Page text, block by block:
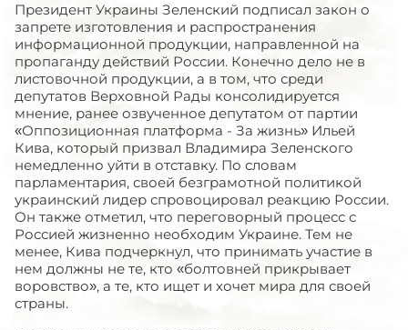
Президент Украины Зеленский подписал закон о
запрете изготовления и распространения
информационной продукции, направленной на
пропаганду действий России. Конечно дело не в
листовочной продукции, а в том, что среди
депутатов Верховной Рады консолидируется
мнение, ранее озвученное депутатом от партии
«Оппозиционная платформа - За жизнь» Ильей
Кива, который призвал Владимира Зеленского
немедленно уйти в отставку. По словам
парламентария, своей безграмотной политикой
украинский лидер спровоцировал реакцию России.
Он также отметил, что переговорный процесс с
Россией жизненно необходим Украине. Тем не
менее, Кива подчеркнул, что принимать участие в
нем должны не те, кто «болтовней прикрывает
воровство», а те, кто ищет и хочет мира для своей
страны.